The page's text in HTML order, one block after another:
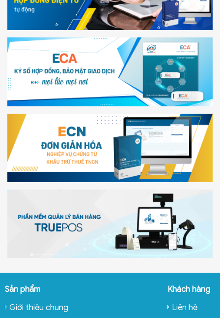
Sản phẩm
Giới thiệu chung
Khách hàng
Liên hệ